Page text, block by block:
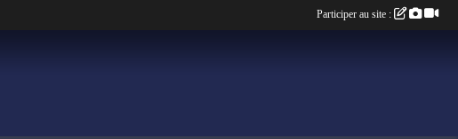
Participer au site :